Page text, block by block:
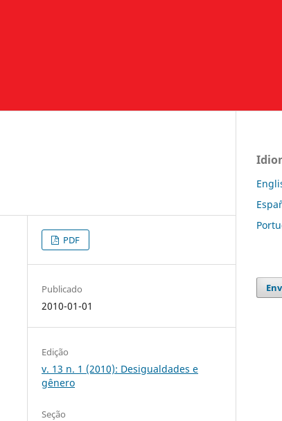
PDF
Publicado
2010-01-01
Edição
v. 13 n. 1 (2010): Desigualdades e
gênero
Seção